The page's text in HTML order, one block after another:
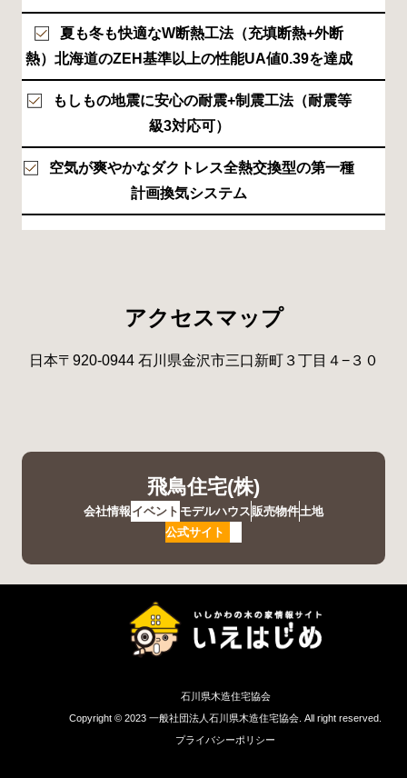
夏も冬も快適なW断熱工法（充填断熱+外断
熱）北海道のZEH基準以上の性能UA値0.39を達成
もしもの地震に安心の耐震+制震工法（耐震等
級3対応可）
空気が爽やかなダクトレス全熱交換型の第一種
計画換気システム
アクセスマップ
日本〒920-0944 石川県金沢市三口新町３丁目４−３０
飛鳥住宅(株)
会社情報 イベント モデルハウス 販売物件土地
公式サイト
石川県木造住宅協会
Copyright © 2023 一般社団法人石川県木造住宅協会. All right reserved.
プライバシーポリシー